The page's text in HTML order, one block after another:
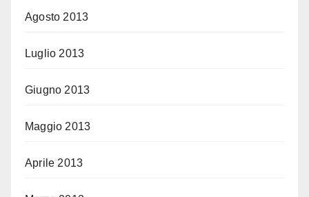
Agosto 2013
Luglio 2013
Giugno 2013
Maggio 2013
Aprile 2013